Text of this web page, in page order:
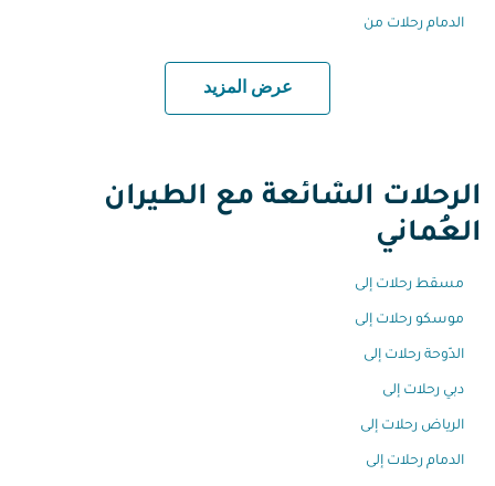
الدمام رحلات من
عرض المزيد
الرحلات الشائعة مع الطيران
العُماني
مسقط رحلات إلى
موسكو رحلات إلى
الدّوحة رحلات إلى
دبي رحلات إلى
الرياض رحلات إلى
الدمام رحلات إلى